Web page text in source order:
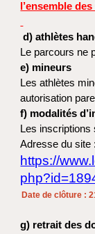
l’ensemble
d) athlètes
Le parcours ne
e) mineurs
Les athlètes
autorisation
f) modalités
Les inscriptions
Adresse du site :
https://
Date de clôture :
g) retrait des